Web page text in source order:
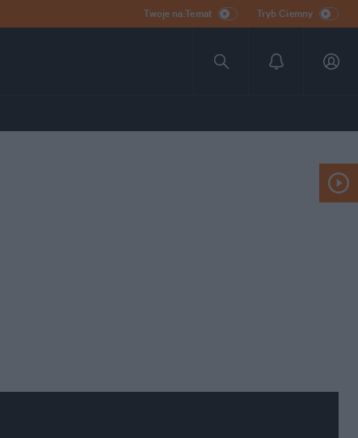
Twoje na:Temat Tryb Ciemny